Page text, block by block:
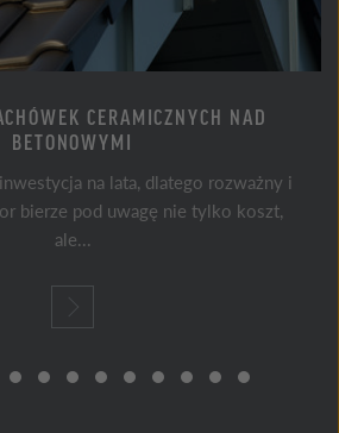
CERAMICZNYCH NAD
BETONOWYMI
na lata, dlatego rozważny i
bierze pod uwagę nie tylko koszt,
ale...